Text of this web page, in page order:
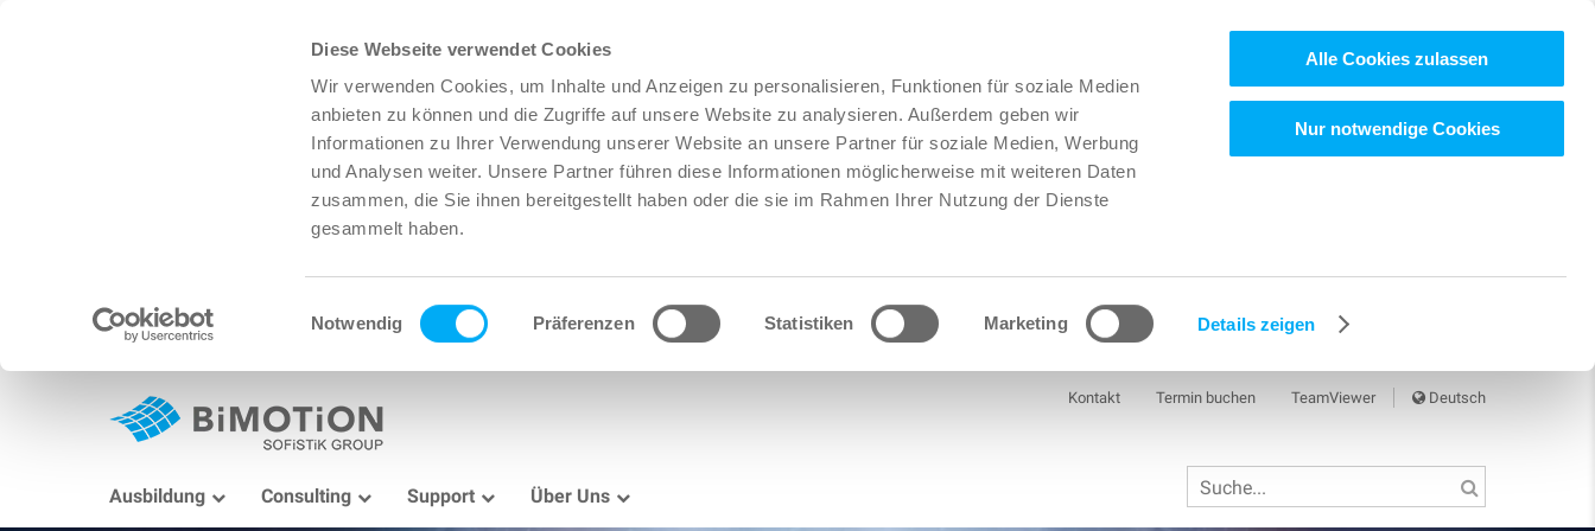
Diese Webseite verwendet Cookies
Wir verwenden Cookies, um Inhalte und Anzeigen zu personalisieren, Funktionen für soziale Medien
anbieten zu können und die Zugriffe auf unsere Website zu analysieren. Außerdem geben wir
Informationen zu Ihrer Verwendung unserer Website an unsere Partner für soziale Medien, Werbung
und Analysen weiter. Unsere Partner führen diese Informationen möglicherweise mit weiteren Daten
zusammen, die Sie ihnen bereitgestellt haben oder die sie im Rahmen Ihrer Nutzung der Dienste
gesammelt haben.
Einwilligungsauswahl
Notwendig Präferenzen Statistiken Marketing Details zeigen
Alle Cookies zulassen
Nur notwendige Cookies
Kontakt Termin buchen TeamViewer Deutsch
Ausbildung Consulting Support Über Uns